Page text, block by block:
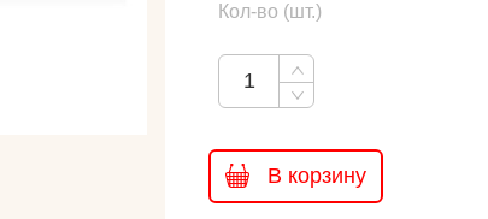
Кол-во (шт.)
В корзину